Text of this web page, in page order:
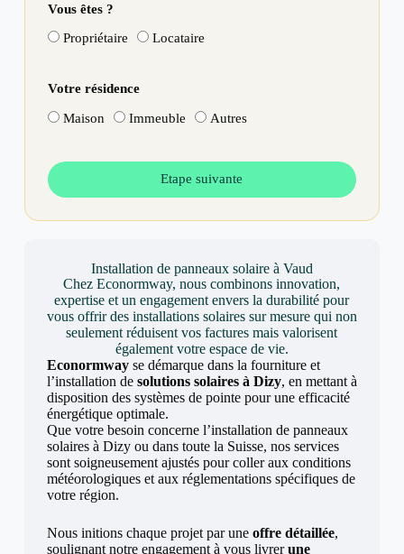
Vous êtes ?
Propriétaire Locataire
Votre résidence
Maison Immeuble Autres
Etape suivante
Installation de panneaux solaire à Vaud
Chez Econormway, nous combinons innovation,
expertise et un engagement envers la durabilité pour
vous offrir des installations solaires sur mesure qui non
seulement réduisent vos factures mais valorisent
également votre espace de vie.
Econormwayse démarque dans la fourniture et
l’installation de solutions solaires à Dizy, en mettant à
disposition des systèmes de pointe pour une efficacité
énergétique optimale.
Que votre besoin concerne l’installation de panneaux
solaires à Dizy ou dans toute la Suisse, nos services
sont soigneusement ajustés pour coller aux conditions
météorologiques et aux réglementations spécifiques de
votre région.
Nous initions chaque projet par une offre détaillée,
soulignant notre engagement à vous livrerune